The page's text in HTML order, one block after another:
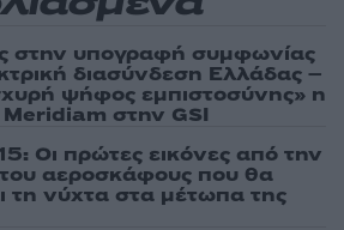
στην υπογραφή συμφωνίας
διασύνδεση Ελλάδας –
ψήφος εμπιστοσύνης» η
Meridiam στην GSI
Οι πρώτες εικόνες από την
αεροσκάφους που θα
τη νύχτα στα μέτωπα της